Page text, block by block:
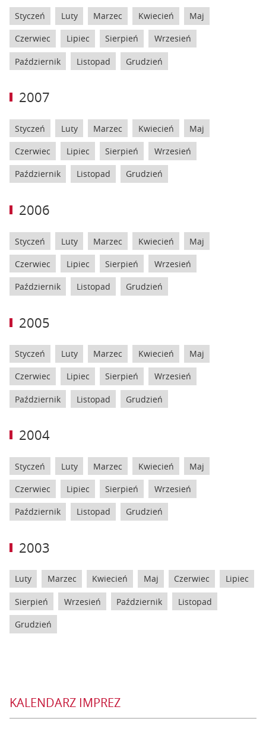
Styczeń Luty Marzec Kwiecień Maj
Czerwiec Lipiec Sierpień Wrzesień
Październik Listopad Grudzień
2007
Styczeń Luty Marzec Kwiecień Maj
Czerwiec Lipiec Sierpień Wrzesień
Październik Listopad Grudzień
2006
Styczeń Luty Marzec Kwiecień Maj
Czerwiec Lipiec Sierpień Wrzesień
Październik Listopad Grudzień
2005
Styczeń Luty Marzec Kwiecień Maj
Czerwiec Lipiec Sierpień Wrzesień
Październik Listopad Grudzień
2004
Styczeń Luty Marzec Kwiecień Maj
Czerwiec Lipiec Sierpień Wrzesień
Październik Listopad Grudzień
2003
Luty Marzec Kwiecień Maj Czerwiec Lipiec
Sierpień Wrzesień Październik Listopad
Grudzień
KALENDARZ IMPREZ